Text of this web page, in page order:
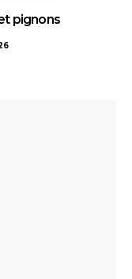
pignons